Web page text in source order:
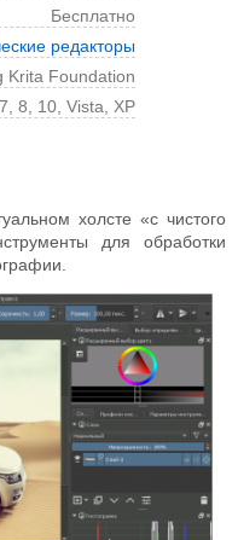
Бесплатно
редакторы
Krita Foundation
8, 10, Vista, XP
холсте «с чистого
для обработки